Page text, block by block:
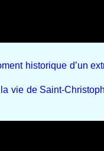
historique d’un
vie de Saint-